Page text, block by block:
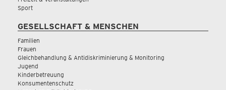
Sport
GESELLSCHAFT & MENSCHEN
Familien
Frauen
Gleichbehandlung & Antidiskriminierung & Monitoring
Jugend
Kinderbetreuung
Konsumentenschutz